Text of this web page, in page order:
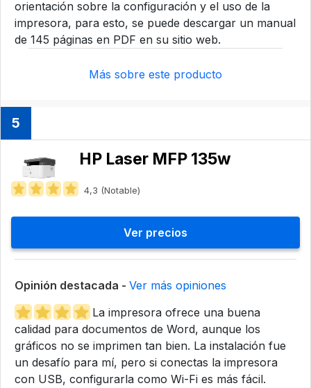
orientación sobre la configuración y el uso de la
impresora, para esto, se puede descargar un manual
de 145 páginas en PDF en su sitio web.
Más sobre este producto
5
HP Laser MFP 135w
4,3 (Notable)
Ver precios
Opinión destacada - Ver más opiniones
La impresora ofrece una buena
calidad para documentos de Word, aunque los
gráficos no se imprimen tan bien. La instalación fue
un desafío para mí, pero si conectas la impresora
con USB, configurarla como Wi-Fi es más fácil.